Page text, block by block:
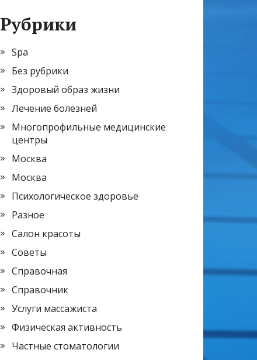
Рубрики
Spa
Без рубрики
Здоровый образ жизни
Лечение болезней
Многопрофильные медицинские
центры
Москва
Москва
Психологическое здоровье
Разное
Салон красоты
Советы
Справочная
Справочник
Услуги массажиста
Физическая активность
Частные стоматологии